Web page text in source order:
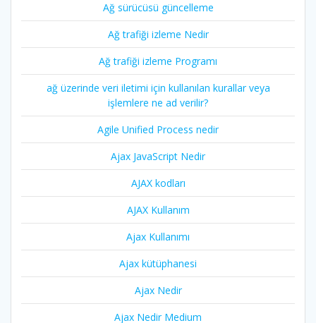
Ağ sürücüsü güncelleme
Ağ trafiği izleme Nedir
Ağ trafiği izleme Programı
ağ üzerinde veri iletimi için kullanılan kurallar veya
işlemlere ne ad verilir?
Agile Unified Process nedir
Ajax JavaScript Nedir
AJAX kodları
AJAX Kullanım
Ajax Kullanımı
Ajax kütüphanesi
Ajax Nedir
Ajax Nedir Medium